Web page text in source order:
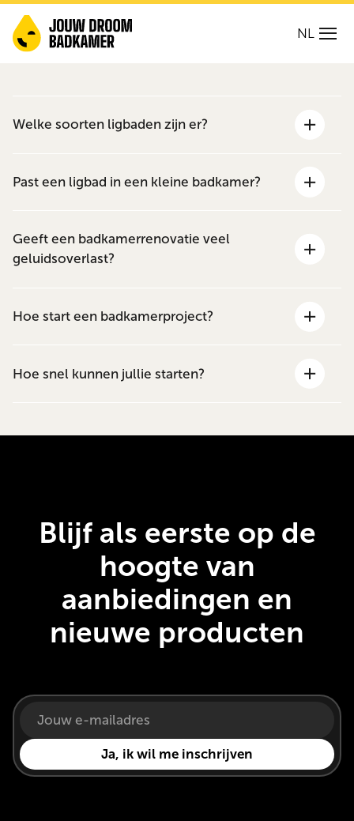
NL
Welke soorten ligbaden zijn er?
Past een ligbad in een kleine badkamer?
Geeft een badkamerrenovatie veel
geluidsoverlast?
Hoe start een badkamerproject?
Hoe snel kunnen jullie starten?
Blijf als eerste op de
hoogte van
aanbiedingen en
nieuwe producten